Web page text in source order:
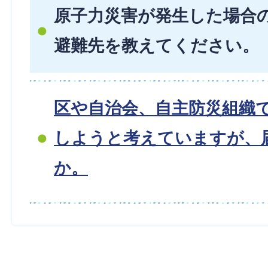
原子力災害が発生した場合
避難先を教えてください。
区や自治会、自主防災組織
しようと考えていますが、
か。